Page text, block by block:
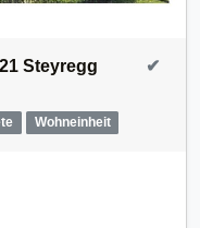
Steyregg
Wohneinheit
✔